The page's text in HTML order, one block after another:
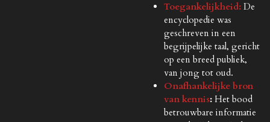
Toegankelijkheid: De
encyclopedie was
geschreven in een
begrijpelijke taal, gericht
op een breed publiek,
van jong tot oud.
Onafhankelijke bron
van kennis:Het bood
betrouwbare informatie